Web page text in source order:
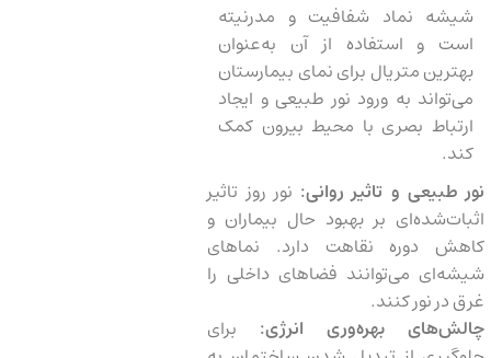
شیشه نماد شفافیت و مدرنیته
است و استفاده از آن به‌عنوان
بهترین متریال برای نمای بیمارستان
می‌تواند به ورود نور طبیعی و ایجاد
ارتباط بصری با محیط بیرون کمک
کند.
نور طبیعی و تاثیر روانی: نور روز تاثیر
اثبات‌شده‌ای بر بهبود حال بیماران و
کاهش دوره نقاهت دارد. نماهای
شیشه‌ای می‌توانند فضاهای داخلی را
غرق در نور کنند.
چالش‌های بهره‌وری انرژی: برای